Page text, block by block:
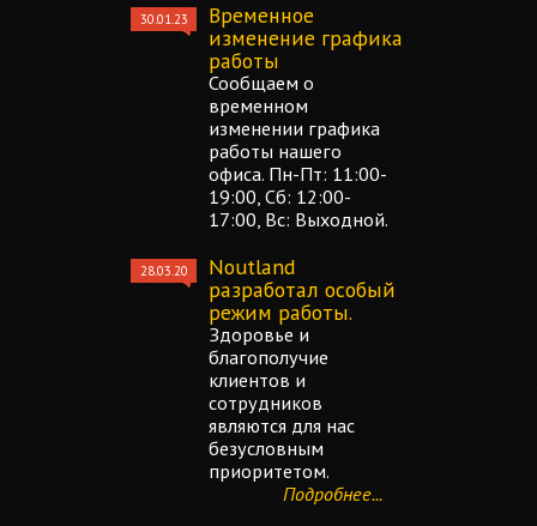
30.01.23
Временное
изменение графика
работы
Сообщаем о
временном
изменении графика
работы нашего
офиса. Пн-Пт: 11:00-
19:00, Сб: 12:00-
17:00, Вс: Выходной.
28.03.20
Noutland
разработал особый
режим работы.
Здоровье и
благополучие
клиентов и
сотрудников
являются для нас
безусловным
приоритетом.
Подробнее...